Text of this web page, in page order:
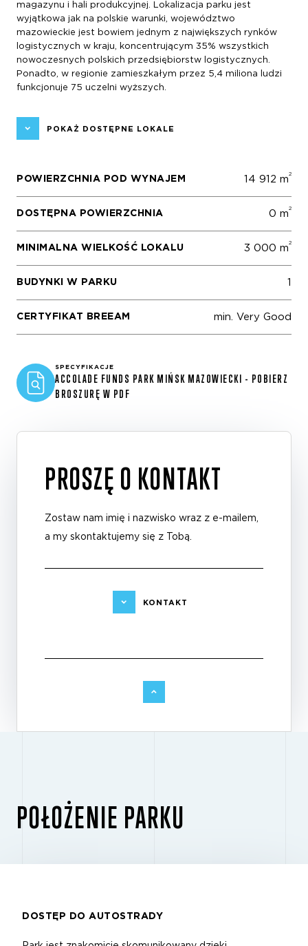
magazynu i hali produkcyjnej. Lokalizacja parku jest
wyjątkowa jak na polskie warunki, województwo
mazowieckie jest bowiem jednym z największych rynków
logistycznych w kraju, koncentrującym 35% wszystkich
nowoczesnych polskich przedsiębiorstw logistycznych.
Ponadto, w regionie zamieszkałym przez 5,4 miliona ludzi
funkcjonuje 75 uczelni wyższych.
POKAŻ DOSTĘPNE LOKALE
POWIERZCHNIA POD WYNAJEM 14 912 m2
DOSTĘPNA POWIERZCHNIA 0 m2
MINIMALNA WIELKOŚĆ LOKALU 3 000 m2
BUDYNKI W PARKU 1
CERTYFIKAT BREEAM min. Very Good
SPECYFIKACJE
ACCOLADE FUNDS PARK MIŃSK MAZOWIECKI - POBIERZ
BROSZURĘ W PDF
PROSZĘ O KONTAKT
Zostaw nam imię i nazwisko wraz z e-mailem,
a my skontaktujemy się z Tobą.
KONTAKT
POŁOŻENIE PARKU
DOSTĘP DO AUTOSTRADY